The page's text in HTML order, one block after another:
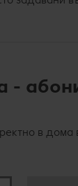
-
в дома